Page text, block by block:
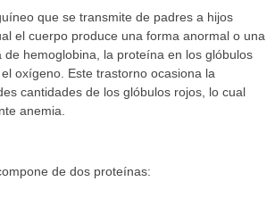
que se transmite de padres a hijos
el cuerpo produce una forma anormal o una
de hemoglobina, la proteína en los glóbulos
oxígeno. Este trastorno ocasiona la
cantidades de los glóbulos rojos, lo cual
anemia.
de dos proteínas: